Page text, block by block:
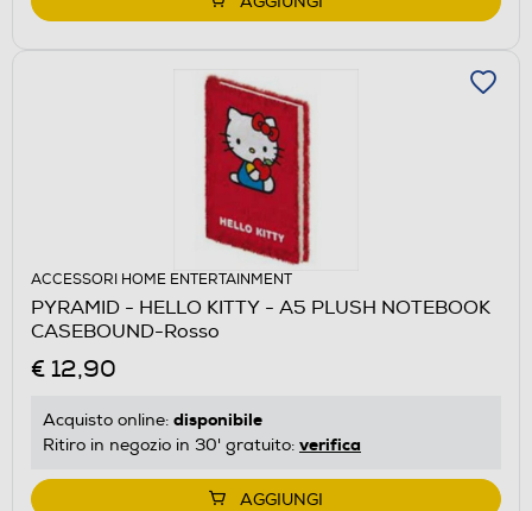
ACCESSORI HOME ENTERTAINMENT
PYRAMID - HELLO KITTY - A5 PLUSH NOTEBOOK
CASEBOUND-Rosso
€ 12,90
Acquisto online: disponibile
Ritiro in negozio in 30' gratuito: verifica
AGGIUNGI